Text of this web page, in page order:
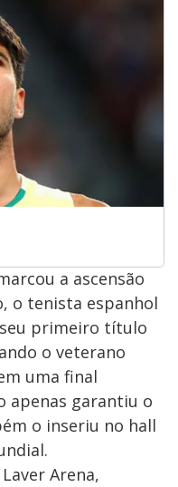
a ascensão
o tenista espanhol
primeiro título
o veterano
uma final
apenas garantiu o
o inseriu no hall
Arena,